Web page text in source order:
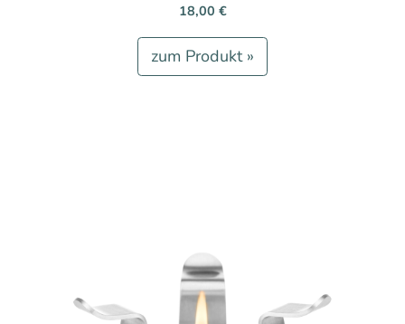
18,00 €
zum Produkt »